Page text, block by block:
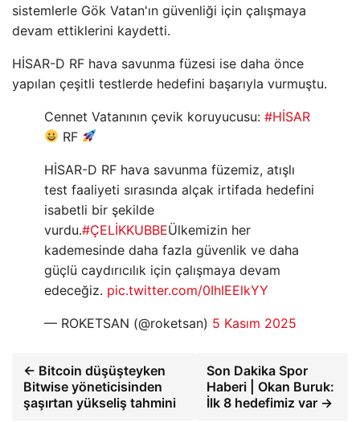
sistemlerle Gök Vatan'ın güvenliği için çalışmaya
devam ettiklerini kaydetti.
HİSAR-D RF hava savunma füzesi ise daha önce
yapılan çeşitli testlerde hedefini başarıyla vurmuştu.
Cennet Vatanının çevik koruyucusu: #HİSAR
RF
HİSAR-D RF hava savunma füzemiz, atışlı
test faaliyeti sırasında alçak irtifada hedefini
isabetli bir şekilde
vurdu.#ÇELİKKUBBEÜlkemizin her
kademesinde daha fazla güvenlik ve daha
güçlü caydırıcılık için çalışmaya devam
edeceğiz. pic.twitter.com/0IhIEElkYY
— ROKETSAN (@roketsan) 5 Kasım 2025
← Bitcoin düşüşteyken
Bitwise yöneticisinden
şaşırtan yükseliş tahmini
Son Dakika Spor
Haberi | Okan Buruk:
İlk 8 hedefimiz var →